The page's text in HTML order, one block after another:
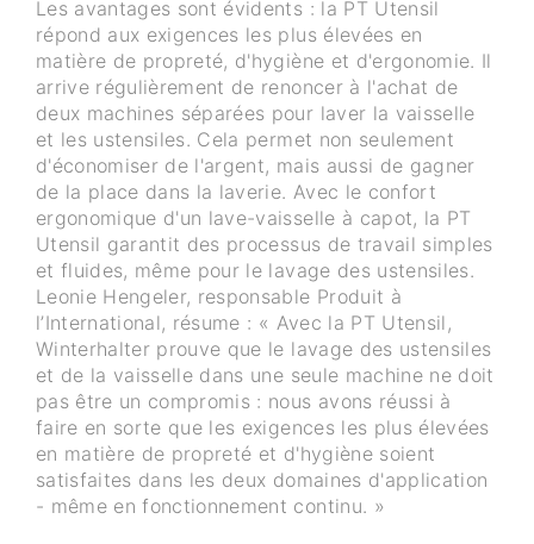
Les avantages sont évidents : la PT Utensil
répond aux exigences les plus élevées en
matière de propreté, d'hygiène et d'ergonomie. Il
arrive régulièrement de renoncer à l'achat de
deux machines séparées pour laver la vaisselle
et les ustensiles. Cela permet non seulement
d'économiser de l'argent, mais aussi de gagner
de la place dans la laverie. Avec le confort
ergonomique d'un lave-vaisselle à capot, la PT
Utensil garantit des processus de travail simples
et fluides, même pour le lavage des ustensiles.
Leonie Hengeler, responsable Produit à
l’International, résume : « Avec la PT Utensil,
Winterhalter prouve que le lavage des ustensiles
et de la vaisselle dans une seule machine ne doit
pas être un compromis : nous avons réussi à
faire en sorte que les exigences les plus élevées
en matière de propreté et d'hygiène soient
satisfaites dans les deux domaines d'application
- même en fonctionnement continu. »